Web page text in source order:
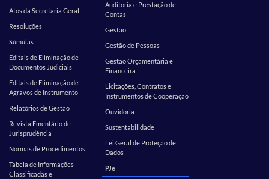
Atos da Secretaria Geral
Resoluções
Súmulas
Editais de Eliminação de
Documentos Judiciais
Editais de Eliminação de
Agravos de Instrumento
Relatórios de Gestão
Revista Ementário de
Jurisprudência
Normas de Procedimentos
Tabela de Informações
Classificadas e
Auditoria e Prestação de
Contas
Gestão
Gestão de Pessoas
Gestão Orçamentária e
Financeira
Licitações, Contratos e
Instrumentos de Cooperação
Ouvidoria
Sustentabilidade
Lei Geral de Proteção de
Dados
PJe